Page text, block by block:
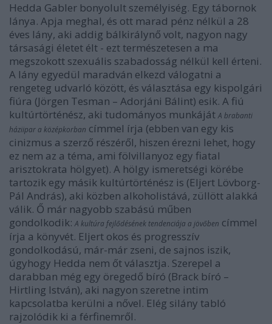
Hedda Gabler bonyolult személyiség. Egy tábornok
lánya. Apja meghal, és ott marad pénz nélkül a 28
éves lány, aki addig bálkirálynő volt, nagyon nagy
társasági életet élt - ezt természetesen a ma
megszokott szexuális szabadosság nélkül kell érteni.
A lány egyedül maradván elkezd válogatni a
rengeteg udvarló között, és választása egy kispolgári
fiúra (Jörgen Tesman – Adorjáni Bálint) esik. A fiú
kultúrtörténész, aki tudományos munkáját A brabanti
háziipar a középkorban címmel írja (ebben van egy kis
cinizmus a szerző részéről, hiszen érezni lehet, hogy
ez nem az a téma, ami fölvillanyoz egy fiatal
arisztokrata hölgyet). A hölgy ismeretségi körébe
tartozik egy másik kultúrtörténész is (Eljert Lövborg-
Pál András), aki közben alkoholistává, züllött alakká
válik. Ő már nagyobb szabású műben
gondolkodik: A kultúra fejlődésének tendenciája a jövőben címmel
írja a könyvét. Eljert okos és progresszív
gondolkodású, már-már zseni, de sajnos iszik,
úgyhogy Hedda nem őt választja. Szerepel a
darabban még egy öregedő bíró (Brack bíró –
Hirtling István), aki nagyon szeretne intim
kapcsolatba kerülni a nővel. Elég silány tabló
rajzolódik ki a férfinemről.